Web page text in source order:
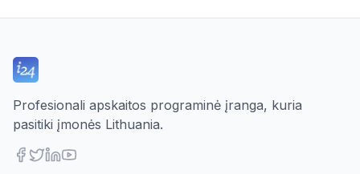
Profesionali apskaitos programinė įranga, kuria
pasitiki įmonės Lithuania.